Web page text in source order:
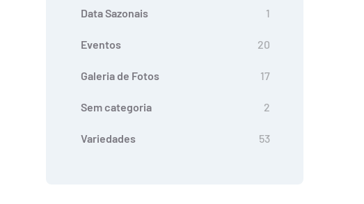
Data Sazonais 1
Eventos 20
Galeria de Fotos 17
Sem categoria 2
Variedades 53